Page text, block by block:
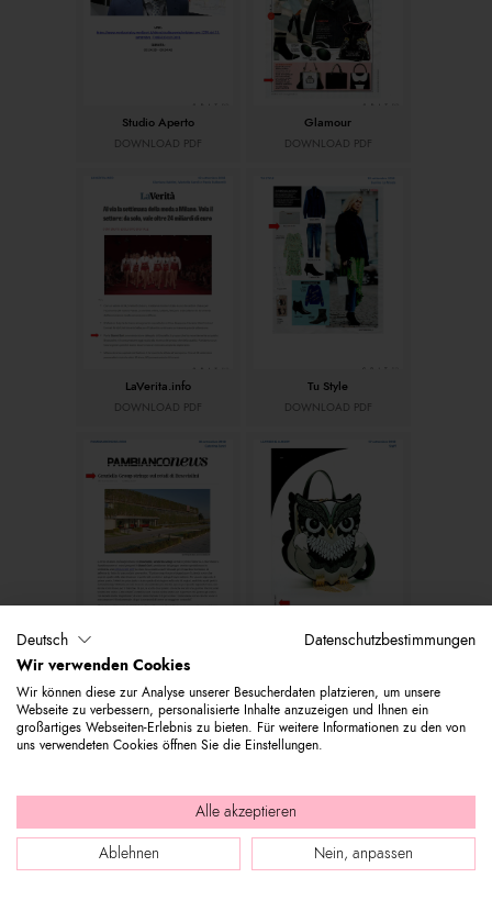
Studio Aperto
DOWNLOAD PDF
Glamour
DOWNLOAD PDF
LaVerita.info
DOWNLOAD PDF
Tu Style
DOWNLOAD PDF
DOWNLOAD PDF
Leather & Luxury
Deutsch Datenschutzbestimmungen
Wir verwenden Cookies
Wir können diese zur Analyse unserer Besucherdaten platzieren, um unsere
Webseite zu verbessern, personalisierte Inhalte anzuzeigen und Ihnen ein
großartiges Webseiten-Erlebnis zu bieten. Für weitere Informationen zu den von
uns verwendeten Cookies öffnen Sie die Einstellungen.
Alle akzeptieren
Ablehnen
Nein, anpassen